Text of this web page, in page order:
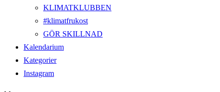
KLIMATKLUBBEN
#klimatfrukost
GÖR SKILLNAD
Kalendarium
Kategorier
Instagram